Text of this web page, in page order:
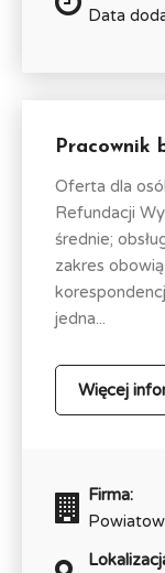
Data
Pracownik
Oferta dla
Refundacji
średnie;
zakres
jedna...
Więcej
Firma: